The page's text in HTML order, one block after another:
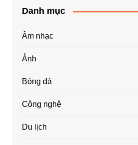
Danh mục
Âm nhạc
Ảnh
Bóng đá
Công nghệ
Du lịch